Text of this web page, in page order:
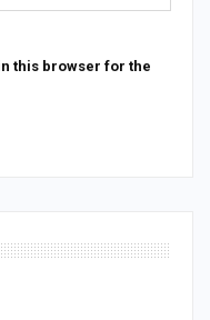
this browser for the